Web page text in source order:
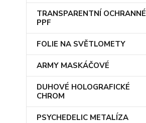
TRANSPARENTNÍ OCHRANNÉ
PPF
FOLIE NA SVĚTLOMETY
ARMY MASKÁČOVÉ
DUHOVÉ HOLOGRAFICKÉ
CHROM
PSYCHEDELIC METALÍZA